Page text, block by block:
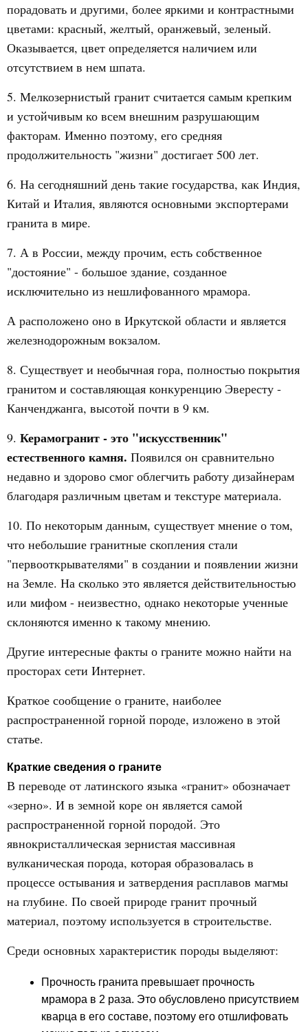
порадовать и другими, более яркими и контрастными
цветами: красный, желтый, оранжевый, зеленый.
Оказывается, цвет определяется наличием или
отсутствием в нем шпата.
5. Мелкозернистый гранит считается самым крепким
и устойчивым ко всем внешним разрушающим
факторам. Именно поэтому, его средняя
продолжительность "жизни" достигает 500 лет.
6. На сегодняшний день такие государства, как Индия,
Китай и Италия, являются основными экспортерами
гранита в мире.
7. А в России, между прочим, есть собственное
"достояние" - большое здание, созданное
исключительно из нешлифованного мрамора.
А расположено оно в Иркутской области и является
железнодорожным вокзалом.
8. Существует и необычная гора, полностью покрытия
гранитом и составляющая конкуренцию Эвересту -
Канченджанга, высотой почти в 9 км.
9. Керамогранит - это "искусственник"
естественного камня. Появился он сравнительно
недавно и здорово смог облегчить работу дизайнерам
благодаря различным цветам и текстуре материала.
10. По некоторым данным, существует мнение о том,
что небольшие гранитные скопления стали
"первооткрывателями" в создании и появлении жизни
на Земле. На сколько это является действительностью
или мифом - неизвестно, однако некоторые ученные
склоняются именно к такому мнению.
Другие интересные факты о граните можно найти на
просторах сети Интернет.
Краткое сообщение о граните, наиболее
распространенной горной породе, изложено в этой
статье.
Краткие сведения о граните
В переводе от латинского языка «гранит» обозначает
«зерно». И в земной коре он является самой
распространенной горной породой. Это
явнокристаллическая зернистая массивная
вулканическая порода, которая образовалась в
процессе остывания и затвердения расплавов магмы
на глубине. По своей природе гранит прочный
материал, поэтому используется в строительстве.
Среди основных характеристик породы выделяют:
Прочность гранита превышает прочность
мрамора в 2 раза. Это обусловлено присутствием
кварца в его составе, поэтому его отшлифовать